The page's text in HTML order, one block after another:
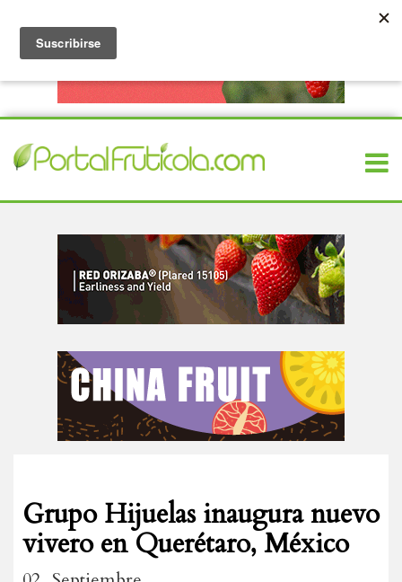
Grupo Hijuelas inaugura nuevo
vivero en Querétaro, México